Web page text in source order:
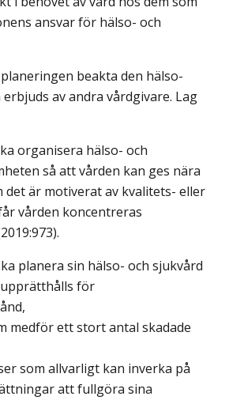
ansvar för hälso- och
beakta den hälso-
av andra vårdgivare. Lag
organisera hälso- och
så att vården kan ges nära
det är motiverat av kvalitets- eller
vården koncentreras
.
planera sin hälso- och sjukvård
för
medför ett stort antal skadade
som allvarligt kan inverka på
att fullgöra sina